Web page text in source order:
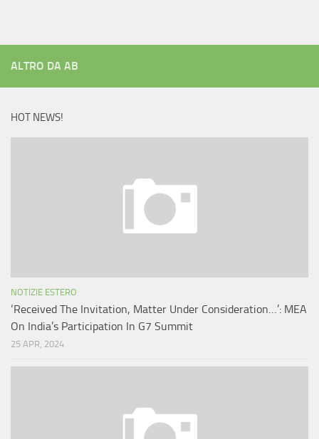
ALTRO DA AB
HOT NEWS!
NOTIZIE ESTERO
‘Received The Invitation, Matter Under Consideration…’: MEA
On India’s Participation In G7 Summit
25 APR, 2024